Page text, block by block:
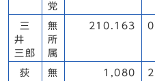
党
三
井
三郎
無
所
属
210.163
荻
無
1,080